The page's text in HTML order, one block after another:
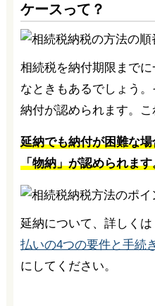
ケースって？
相続税を納付期限まで
なときもあるでしょう
納付が認められます。こ
延納でも納付が困難な
「物納」が認められます
延納について、詳しくは
払いの4つの要件と手続
にしてください。